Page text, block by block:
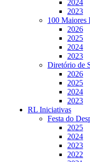
2024
2023
100 Maiores
2026
2025
2024
2023
Diretório de
2026
2025
2024
2023
RL Iniciativas
Festa do
2025
2024
2023
2022